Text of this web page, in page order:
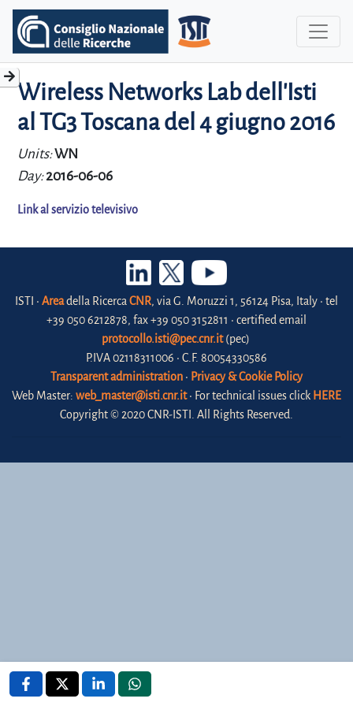
Wireless Networks Lab dell'Isti
al TG3 Toscana del 4 giugno 2016
Units:WN
Day:2016-06-06
Link al servizio televisivo
ISTI • Areadella Ricerca CNR, via G. Moruzzi 1, 56124 Pisa, Italy • tel
+39 050 6212878, fax +39 050 3152811 • certified email
protocollo.isti@pec.cnr.it(pec)
P.IVA 02118311006 • C.F. 80054330586
Transparent administration • Privacy & Cookie Policy
Web Master: web_master@isti.cnr.it• For technical issues click HERE
Copyright © 2020 CNR-ISTI. All Rights Reserved.